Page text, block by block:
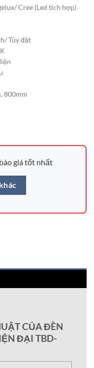
Cree (Led tích hợp)
Tùy đặt
800mm
giá tốt nhất
CỦA ĐÈN
ĐẠI TBD-